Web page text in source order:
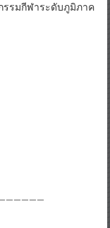
รรมกีฬาระดับภูมิภาค